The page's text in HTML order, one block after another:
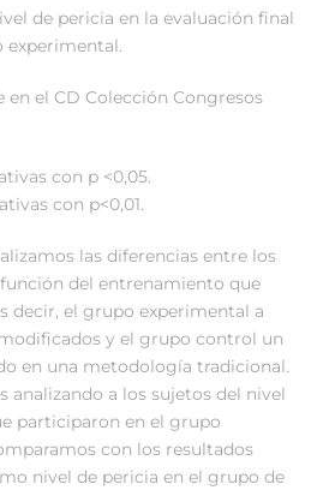
de pericia en la evaluación final
experimental.
el CD Colección Congresos
con p <0,05.
con p<0,01.
las diferencias entre los
del entrenamiento que
decir, el grupo experimental a
y el grupo control un
en una metodología tradicional.
analizando a los sujetos del nivel
participaron en el grupo
con los resultados
nivel de pericia en el grupo de